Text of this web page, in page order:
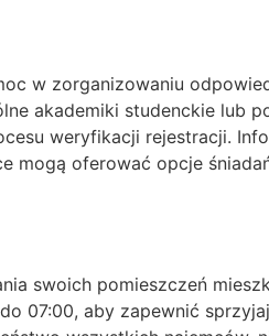
w zorganizowaniu
akademiki studenckie lub
weryfikacji rejestracji.
mogą oferować opcje
swoich pomieszczeń
07:00, aby zapewnić